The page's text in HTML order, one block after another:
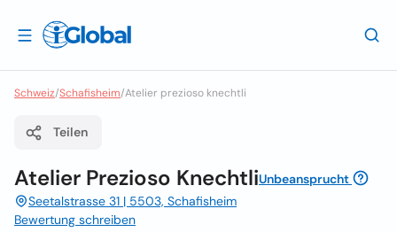
Schweiz/Schafisheim/Atelier prezioso knechtli
Teilen
Atelier Prezioso KnechtliUnbeansprucht
Seetalstrasse 31 | 5503, Schafisheim
Bewertung schreiben